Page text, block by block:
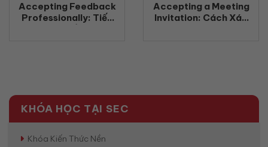
Accepting Feedback
Professionally: Tiếp
Accepting a Meeting
Invitation: Cách Xác
KHÓA HỌC TẠI SEC
Khóa Kiến Thức Nền